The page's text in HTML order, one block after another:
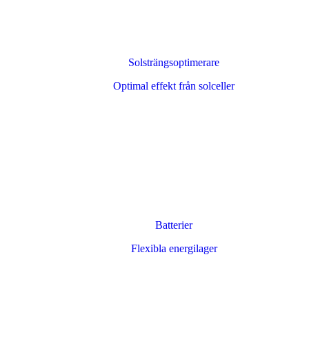
Solsträngsoptimerare
Optimal effekt från solceller
Batterier
Flexibla energilager